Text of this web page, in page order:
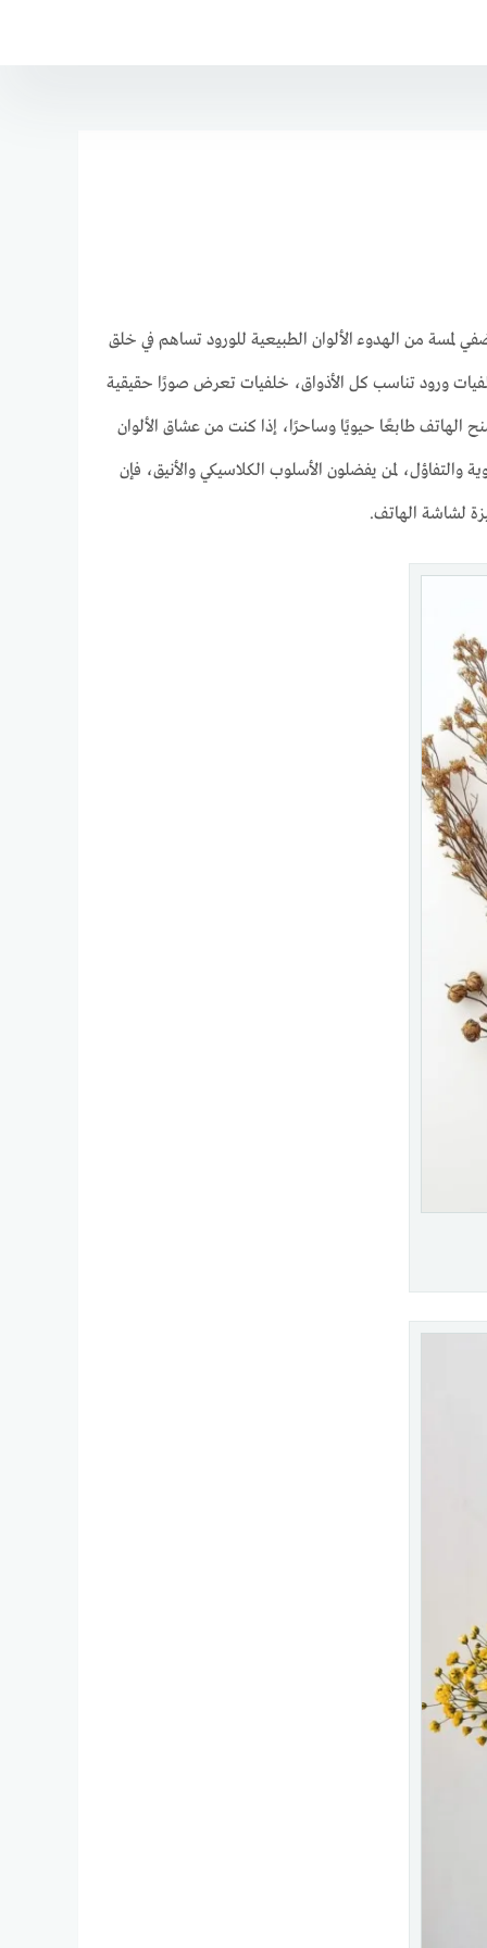
لمسة من الهدوء الألوان الطبيعية للورود تساهم في خلق
ورود تناسب كل الأذواق، خلفيات تعرض صورًا حقيقية
الهاتف طابعًا حيويًا وساحرًا، إذا كنت من عشاق الألوان
والتفاؤل، لمن يفضلون الأسلوب الكلاسيكي والأنيق، فإن
لشاشة الهاتف.